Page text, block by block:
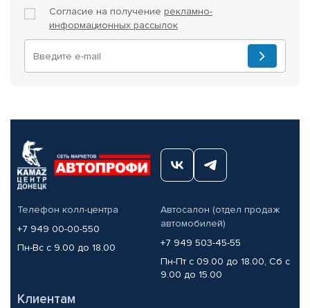
Согласие на получение рекламно-
информационных рассылок
Телефон колл-центра
+7 949 00-00-550
Пн-Вс с 9.00 до 18.00
Автосалон (отдел продаж
автомобилей)
+7 949 503-45-55
Пн-Пт с 09.00 до 18.00, Сб с
9.00 до 15.00
Клиентам